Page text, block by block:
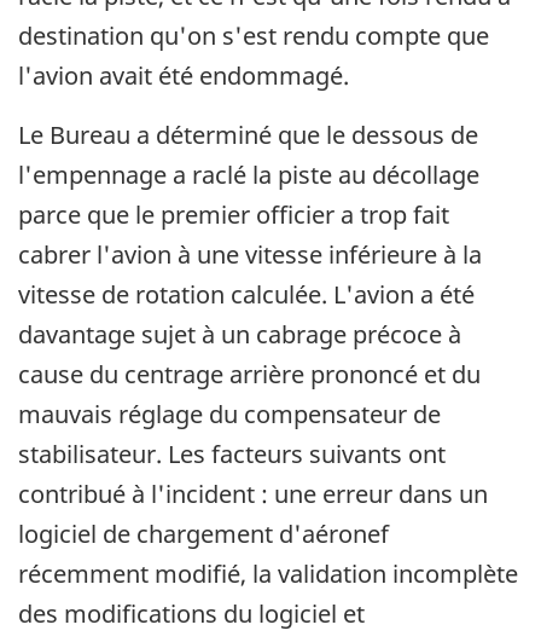
destination qu'on s'est rendu compte que
l'avion avait été endommagé.
Le Bureau a déterminé que le dessous de
l'empennage a raclé la piste au décollage
parce que le premier officier a trop fait
cabrer l'avion à une vitesse inférieure à la
vitesse de rotation calculée. L'avion a été
davantage sujet à un cabrage précoce à
cause du centrage arrière prononcé et du
mauvais réglage du compensateur de
stabilisateur. Les facteurs suivants ont
contribué à l'incident : une erreur dans un
logiciel de chargement d'aéronef
récemment modifié, la validation incomplète
des modifications du logiciel et